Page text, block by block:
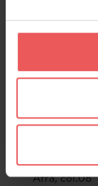
Afra, col.08